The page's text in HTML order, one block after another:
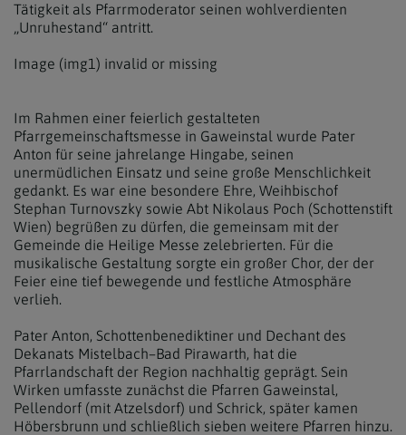
Tätigkeit als Pfarrmoderator seinen wohlverdienten
„Unruhestand“ antritt.
Image (img1) invalid or missing
Im Rahmen einer feierlich gestalteten
Pfarrgemeinschaftsmesse in Gaweinstal wurde Pater
Anton für seine jahrelange Hingabe, seinen
unermüdlichen Einsatz und seine große Menschlichkeit
gedankt. Es war eine besondere Ehre, Weihbischof
Stephan Turnovszky sowie Abt Nikolaus Poch (Schottenstift
Wien) begrüßen zu dürfen, die gemeinsam mit der
Gemeinde die Heilige Messe zelebrierten. Für die
musikalische Gestaltung sorgte ein großer Chor, der der
Feier eine tief bewegende und festliche Atmosphäre
verlieh.
Pater Anton, Schottenbenediktiner und Dechant des
Dekanats Mistelbach–Bad Pirawarth, hat die
Pfarrlandschaft der Region nachhaltig geprägt. Sein
Wirken umfasste zunächst die Pfarren Gaweinstal,
Pellendorf (mit Atzelsdorf) und Schrick, später kamen
Höbersbrunn und schließlich sieben weitere Pfarren hinzu.